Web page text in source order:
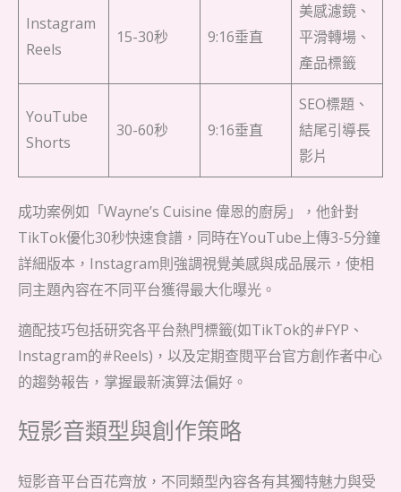
Instagram
Reels
15-30秒 9:16垂直
美感濾鏡、
平滑轉場、
產品標籤
YouTube
Shorts
30-60秒 9:16垂直
SEO標題、
結尾引導長
影片
成功案例如「Wayne’s Cuisine 偉恩的廚房」，他針對
TikTok優化30秒快速食譜，同時在YouTube上傳3-5分鐘
詳細版本，Instagram則強調視覺美感與成品展示，使相
同主題內容在不同平台獲得最大化曝光。
適配技巧包括研究各平台熱門標籤(如TikTok的#FYP、
Instagram的#Reels)，以及定期查閱平台官方創作者中心
的趨勢報告，掌握最新演算法偏好。
短影音類型與創作策略
短影音平台百花齊放，不同類型內容各有其獨特魅力與受